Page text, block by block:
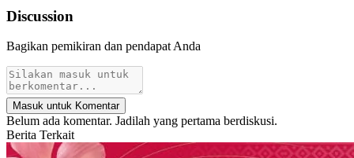
Discussion
Bagikan pemikiran dan pendapat Anda
Masuk untuk Komentar
Belum ada komentar. Jadilah yang pertama berdiskusi.
Berita Terkait